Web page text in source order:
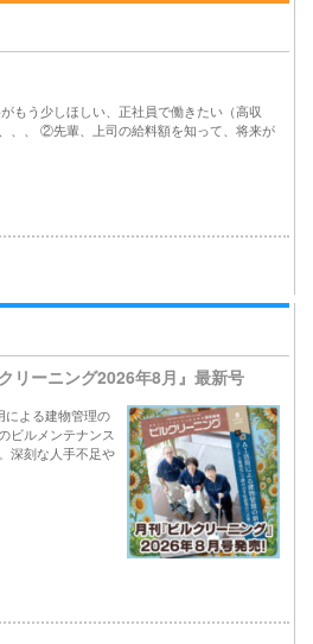
もう少しほしい、正社員で働きたい（高収
、、 ②先輩、上司の給料額を知って、将来が
リーニング2026年8月』最新号
による建物管理の
ビルメンテナンス
深刻な人手不足や